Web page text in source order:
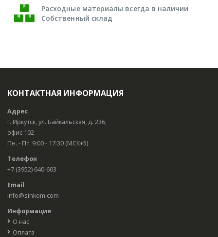
Расходные материалы всегда в наличии
Собственный склад
КОНТАКТНАЯ ИНФОРМАЦИЯ
Адрес
г. Иркутск, ул. Байкальская, д. 236,
офис 102
Пн. - Пт. 9:00 - 17:30 (МСК+5)
Телефон
+7 (3952) 640-603
Email
info@sinkom.com
Информация
О нас
Оплата